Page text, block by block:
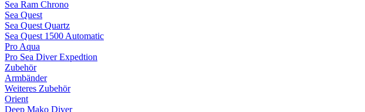
Sea Ram Chrono
Sea Quest
Sea Quest Quartz
Sea Quest 1500 Automatic
Pro Aqua
Pro Sea Diver Expedtion
Zubehör
Armbänder
Weiteres Zubehör
Orient
Deep Mako Diver